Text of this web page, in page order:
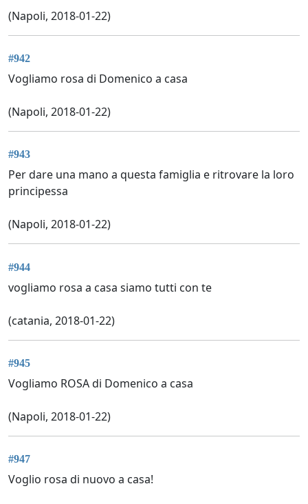
(Napoli, 2018-01-22)
#942
Vogliamo rosa di Domenico a casa
(Napoli, 2018-01-22)
#943
Per dare una mano a questa famiglia e ritrovare la loro
principessa
(Napoli, 2018-01-22)
#944
vogliamo rosa a casa siamo tutti con te
(catania, 2018-01-22)
#945
Vogliamo ROSA di Domenico a casa
(Napoli, 2018-01-22)
#947
Voglio rosa di nuovo a casa!